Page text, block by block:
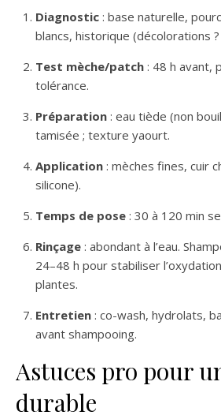
Diagnostic : base naturelle,
blancs, historique (décolorations
Test mèche/patch : 48 h avant,
tolérance.
Préparation : eau tiède (non
tamisée ; texture yaourt.
Application : mèches fines, cuir
silicone).
Temps de pose : 30 à 120 min
Rinçage : abondant à l’eau.
24–48 h pour stabiliser
plantes.
Entretien : co-wash, hydrolats,
avant shampooing.
Astuces pro pour
durable